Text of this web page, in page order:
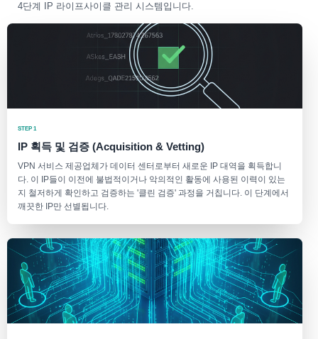
4단계 IP 라이프사이클 관리 시스템입니다.
STEP 1
IP 획득 및 검증 (Acquisition & Vetting)
VPN 서비스 제공업체가 데이터 센터로부터 새로운 IP 대역을 획득합니
다. 이 IP들이 이전에 불법적이거나 악의적인 활동에 사용된 이력이 있는
지 철저하게 확인하고 검증하는 '클린 검증' 과정을 거칩니다. 이 단계에서
깨끗한 IP만 선별됩니다.